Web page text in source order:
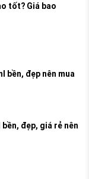
tốt? Giá bao
bền, đẹp nên mua
đẹp, giá rẻ nên